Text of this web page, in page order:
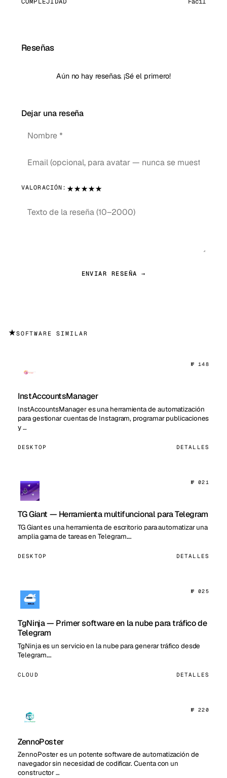
Reseñas
Aún no hay reseñas. ¡Sé el primero!
Dejar una reseña
VALORACIÓN: ★★★★★
ENVIAR RESEÑA →
★SOFTWARE SIMILAR
№ 148
InstAccountsManager
InstAccountsManager es una herramienta de automatización
para gestionar cuentas de Instagram, programar publicaciones
y …
DESKTOP DETALLES
№ 021
TG Giant — Herramienta multifuncional para Telegram
TG Giant es una herramienta de escritorio para automatizar una
amplia gama de tareas en Telegram.…
DESKTOP DETALLES
№ 025
TgNinja — Primer software en la nube para tráfico de
Telegram
TgNinja es un servicio en la nube para generar tráfico desde
Telegram.…
CLOUD DETALLES
№ 220
ZennoPoster
ZennoPoster es un potente software de automatización de
navegador sin necesidad de codificar. Cuenta con un
constructor …